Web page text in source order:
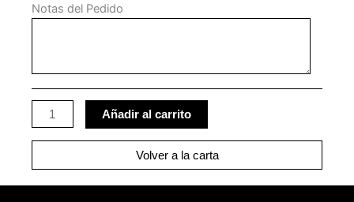
Notas del Pedido
Añadir al carrito
Volver a la carta